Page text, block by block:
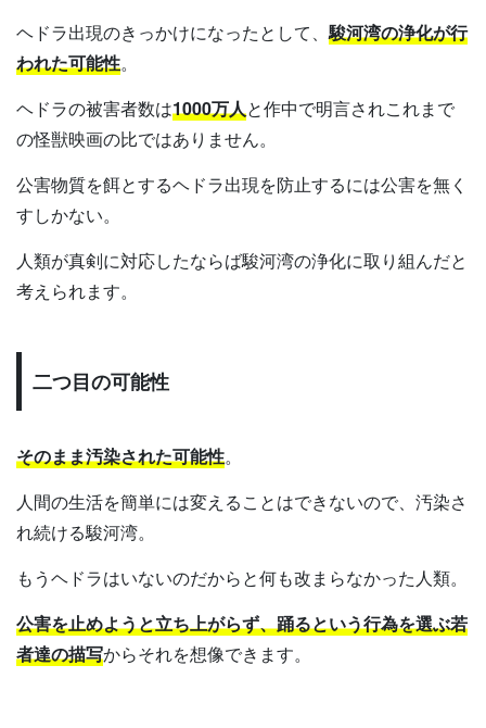
ヘドラ出現のきっかけになったとして、駿河湾の浄化が行
われた可能性。
ヘドラの被害者数は1000万人と作中で明言されこれまで
の怪獣映画の比ではありません。
公害物質を餌とするヘドラ出現を防止するには公害を無く
すしかない。
人類が真剣に対応したならば駿河湾の浄化に取り組んだと
考えられます。
二つ目の可能性
そのまま汚染された可能性。
人間の生活を簡単には変えることはできないので、汚染さ
れ続ける駿河湾。
もうヘドラはいないのだからと何も改まらなかった人類。
公害を止めようと立ち上がらず、踊るという行為を選ぶ若
者達の描写からそれを想像できます。